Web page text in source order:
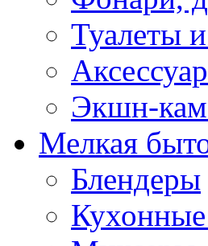
Туалеты
Экшн-
Мелкая
Блендеры